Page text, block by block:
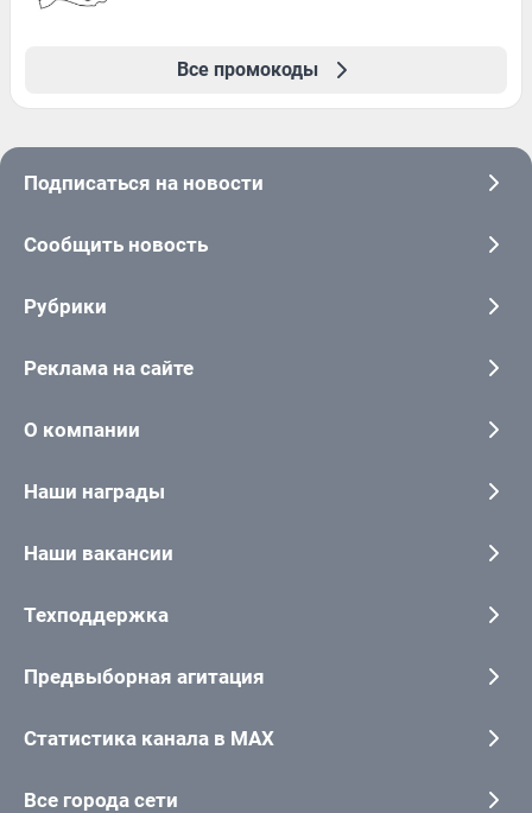
Все промокоды
Подписаться на новости
Сообщить новость
Рубрики
Реклама на сайте
О компании
Наши награды
Наши вакансии
Техподдержка
Предвыборная агитация
Статистика канала в MAX
Все города сети